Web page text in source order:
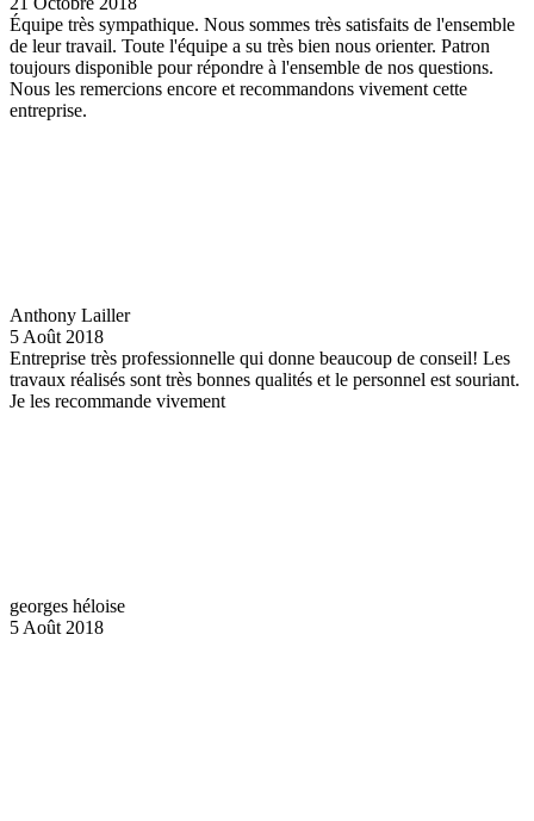
Équipe très sympathique. Nous sommes très satisfaits de l'ensemble
de leur travail. Toute l'équipe a su très bien nous orienter. Patron
toujours disponible pour répondre à l'ensemble de nos questions.
Nous les remercions encore et recommandons vivement cette
entreprise.
Anthony Lailler
5 Août 2018
Entreprise très professionnelle qui donne beaucoup de conseil! Les
travaux réalisés sont très bonnes qualités et le personnel est souriant.
Je les recommande vivement
georges héloise
5 Août 2018